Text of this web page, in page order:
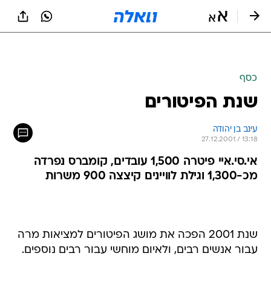
כסף
שנת הפיטורים
עינב בן יהודה
27.12.2001 / 13:18
אי.סי.איי פיטרה 1,500 עובדים, קומברס נפרדה
מכ-1,300 וגילת לוויינים קיצצה 900 משרות
שנת 2001 הפכה את מושג הפיטורים למציאות מרה
עבור אנשים רבים, ולאיום מוחשי עבור רבים נוספים.